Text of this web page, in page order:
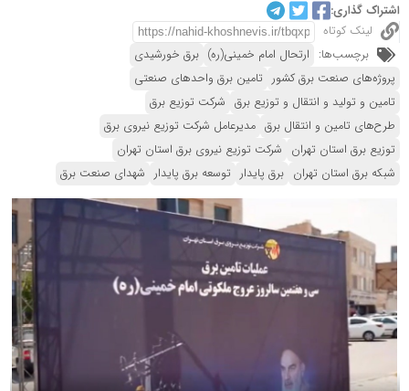
اشتراک گذاری:
لینک کوتاه
برچسب‌ها: ارتحال امام خمینی(ره) برق خورشیدی
پروژه‌های صنعت برق کشور تامین برق واحدهای صنعتی
تامین و تولید و انتقال و توزیع برق شرکت توزیع برق
طرح‌های تامین و انتقال برق مدیرعامل شرکت توزیع نیروی برق
توزیع برق استان تهران شرکت توزیع نیروی برق استان تهران
شبکه برق استان تهران برق پایدار توسعه برق پایدار شهدای صنعت برق